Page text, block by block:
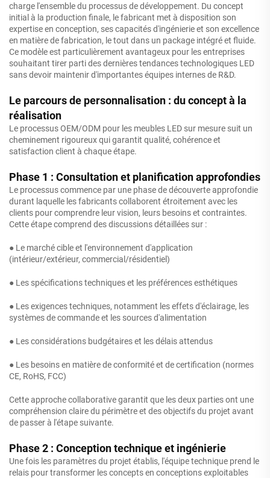
charge l'ensemble du processus de développement. Du concept
initial à la production finale, le fabricant met à disposition son
expertise en conception, ses capacités d'ingénierie et son excellence
en matière de fabrication, le tout dans un package intégré et fluide.
Ce modèle est particulièrement avantageux pour les entreprises
souhaitant tirer parti des dernières tendances technologiques LED
sans devoir maintenir d'importantes équipes internes de R&D.
Le parcours de personnalisation : du concept à la
réalisation
Le processus OEM/ODM pour les meubles LED sur mesure suit un
cheminement rigoureux qui garantit qualité, cohérence et
satisfaction client à chaque étape.
Phase 1 : Consultation et planification approfondies
Le processus commence par une phase de découverte approfondie
durant laquelle les fabricants collaborent étroitement avec les
clients pour comprendre leur vision, leurs besoins et contraintes.
Cette étape comprend des discussions détaillées sur :
● Le marché cible et l'environnement d'application
(intérieur/extérieur, commercial/résidentiel)
● Les spécifications techniques et les préférences esthétiques
● Les exigences techniques, notamment les effets d'éclairage, les
systèmes de commande et les sources d'alimentation
● Les considérations budgétaires et les délais attendus
● Les besoins en matière de conformité et de certification (normes
CE, RoHS, FCC)
Cette approche collaborative garantit que les deux parties ont une
compréhension claire du périmètre et des objectifs du projet avant
de passer à l'étape suivante.
Phase 2 : Conception technique et ingénierie
Une fois les paramètres du projet établis, l'équipe technique prend le
relais pour transformer les concepts en conceptions exploitables